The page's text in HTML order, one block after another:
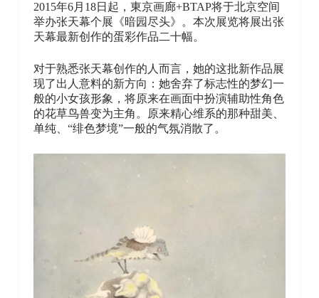
2015年6月18日起，東京画廊+BTAP将于北京空间
举办张天幕个展《暗园尽头》。本次展览将展出张
天幕最新创作的蛋彩作品二十幅。
对于熟悉张天幕创作的人而言，她的这批新作品展
现了出人意料的新方向：她舍弃了标志性的梦幻一
般的小女孩形象，将原来在画面中扮演辅助性角色
的花草鸟兽变为主角。原来精心维系的那种甜美、
单纯、“绯色梦境”一般的气氛消散了。